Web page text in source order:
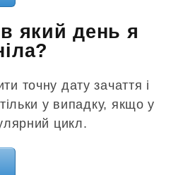
який день я
точну дату зачаття і
у випадку, якщо у
цикл.